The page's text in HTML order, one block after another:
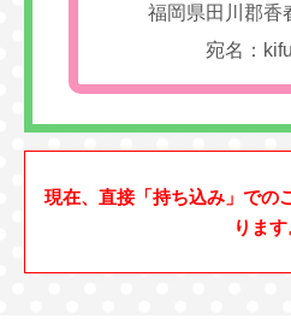
福岡県田川郡香
宛名：
現在、直接「持ち込み」での
ります